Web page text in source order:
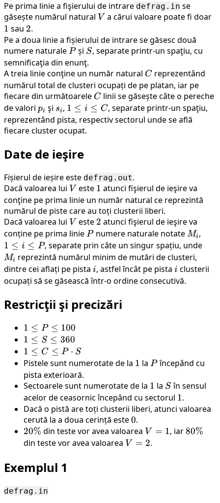
Pe prima linie a fişierului de intrare defrag.in se
găsește numărul natural V
V a cărui valoare poate fi doar
1 sau 2
2.
Pe a doua linie a fișierului de intrare se găsesc două
numere naturaleP
Pși S
S, separate printr-un spaţiu, cu
semnificaţia din enunţ.
A treia linie conţine un număr natural C
C reprezentând
numărul total de clusteri ocupați de pe platan, iar pe
fiecare din următoarele C
C linii se găsește câte o pereche
de valori p_i
pi şi s_i
si , 1
\leq
i
C
1 ≤ i ≤ C, separate printr-un spaţiu,
reprezentând pista, respectiv sectorul unde se află
fiecare cluster ocupat.
Date de ieşire
Fișierul de ieșire este defrag.out.
Dacă valoarea lui V
V este 1
1 atunci fişierul de ieşire va
conţine pe prima linie un număr natural ce reprezintă
numărul de piste care au toți clusterii liberi.
Dacă valoarea lui V
V este 2
2 atunci fişierul de ieşire va
conține pe prima linieP
Pnumere naturale notateM_i
Mi ,
\leq
\leq
1 ≤ i ≤ P, separate prin câte un singur spațiu, unde
Mi reprezintă numărul minim de mutări de clusteri,
dintre cei aflați pe pista i
i, astfel încât pe pista i
i clusterii
ocupați să se găsească într-o ordine consecutivă.
Restricţii şi precizări
1
\leq
P
\leq
100
1 ≤ P ≤ 100
1
\leq
S
\leq
360
1 ≤ S ≤ 360
1
\leq
C
\leq
P
\cdot
S
1 ≤ C ≤ P ⋅ S
Pistele sunt numerotate de la 1
1 la P
Pîncepând cu
pista exterioară.
Sectoarele sunt numerotate de la 1
1 la S
S în sensul
acelor de ceasornic începând cu sectorul 1
1.
Dacă o pistă are toți clusterii liberi, atunci valoarea
cerută la a doua cerință este0
0.
20\%
20% din teste vor avea valoarea V
=
V = 1, iar80\%
80%
din teste vor avea valoarea V
V = 2.
Exemplul 1
defrag.in